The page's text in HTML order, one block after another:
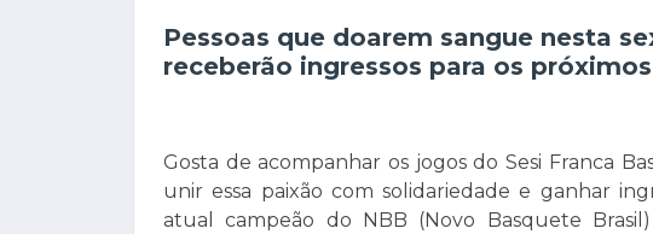
Pessoas que doarem sangue nesta
receberão ingressos para os
Gosta de acompanhar os jogos do Sesi Franca
unir essa paixão com solidariedade e ganhar
atual campeão do NBB (Novo Basquete